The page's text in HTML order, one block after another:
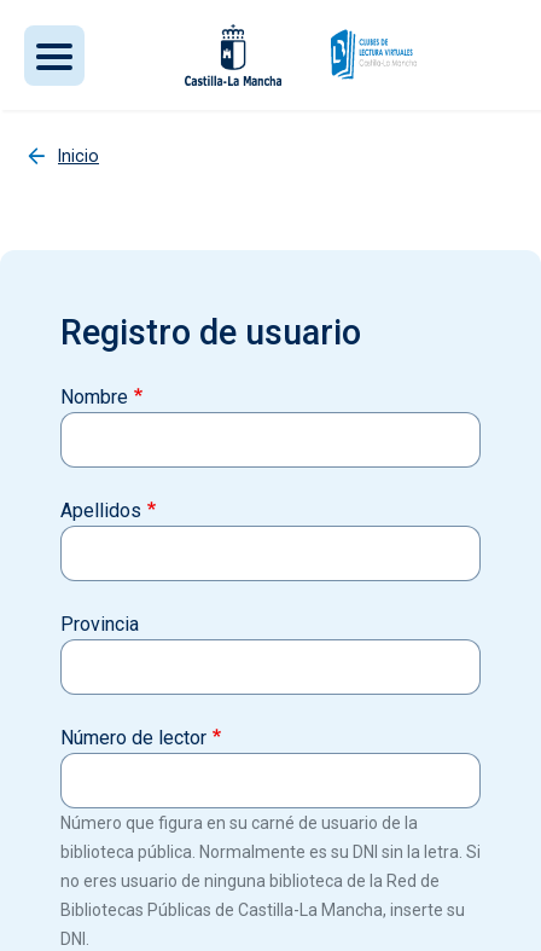
Inicio
Registro de usuario
Nombre
Apellidos
Provincia
Número de lector
Número que figura en su carné de usuario de la
biblioteca pública. Normalmente es su DNI sin la letra. Si
no eres usuario de ninguna biblioteca de la Red de
Bibliotecas Públicas de Castilla-La Mancha, inserte su
DNI.